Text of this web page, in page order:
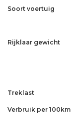
Soort voertuig
Rijklaar gewicht
Treklast
Verbruik per 100km